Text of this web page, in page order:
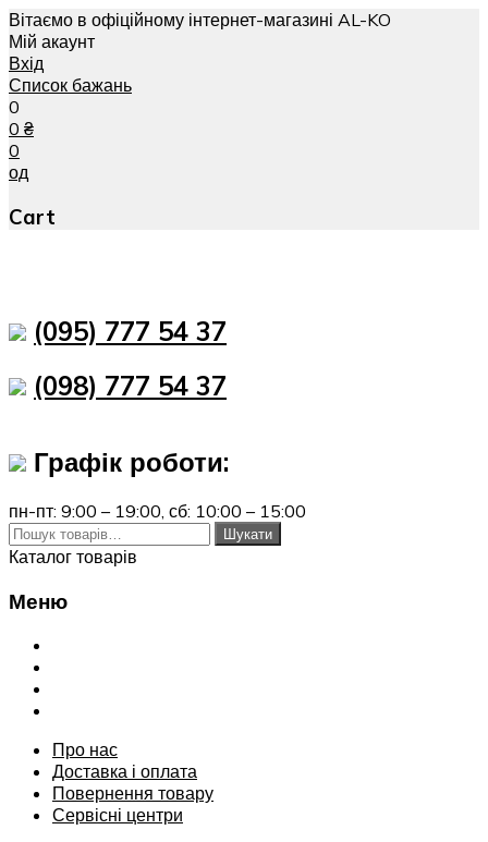
Вітаємо в офіційному інтернет-магазині AL-KO
Мій акаунт
Вхід
Список бажань
0
0 ₴
0
од
Cart
(095) 777 54 37
(098) 777 54 37
Графік роботи:
пн-пт: 9:00 – 19:00, сб: 10:00 – 15:00
Шукати:
Шукати
Каталог товарів
Меню
Переглянути
Про нас
Доставка і оплата
Повернення товару
Сервісні центри